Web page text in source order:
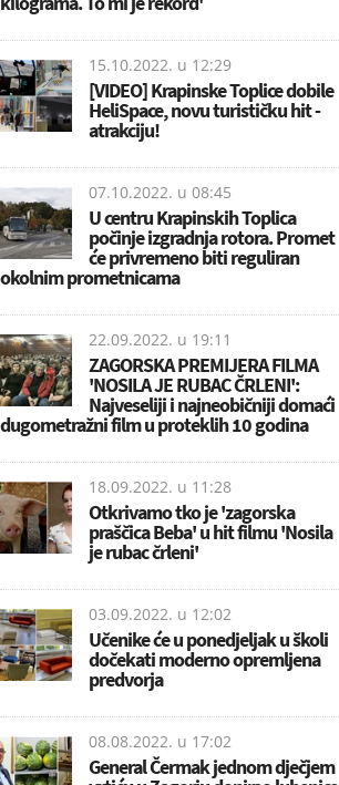
15.10.2022. u 12:29
[VIDEO] Krapinske Toplice dobile
HeliSpace, novu turističku hit -
atrakciju!
07.10.2022. u 08:45
U centru Krapinskih Toplica
počinje izgradnja rotora. Promet
će privremeno biti reguliran
okolnim prometnicama
22.09.2022. u 19:11
ZAGORSKA PREMIJERA FILMA
'NOSILA JE RUBAC ČRLENI':
Najveseliji i najneobičniji domaći
dugometražni film u proteklih 10 godina
18.09.2022. u 11:28
Otkrivamo tko je 'zagorska
praščica Beba' u hit filmu 'Nosila
je rubac črleni'
03.09.2022. u 12:02
Učenike će u ponedjeljak u školi
dočekati moderno opremljena
predvorja
08.08.2022. u 17:02
General Čermak jednom dječjem